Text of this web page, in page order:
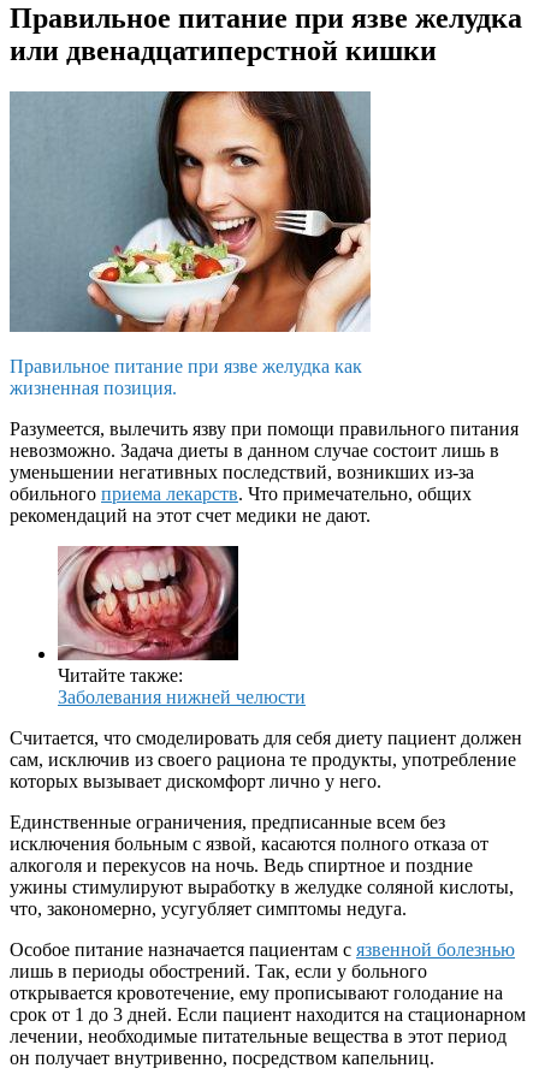
Правильное питание при язве желудка
или двенадцатиперстной кишки
Правильное питание при язве желудка как
жизненная позиция.
Разумеется, вылечить язву при помощи правильного питания
невозможно. Задача диеты в данном случае состоит лишь в
уменьшении негативных последствий, возникших из-за
обильного приема лекарств. Что примечательно, общих
рекомендаций на этот счет медики не дают.
Читайте также:
Заболевания нижней челюсти
Считается, что смоделировать для себя диету пациент должен
сам, исключив из своего рациона те продукты, употребление
которых вызывает дискомфорт лично у него.
Единственные ограничения, предписанные всем без
исключения больным с язвой, касаются полного отказа от
алкоголя и перекусов на ночь. Ведь спиртное и поздние
ужины стимулируют выработку в желудке соляной кислоты,
что, закономерно, усугубляет симптомы недуга.
Особое питание назначается пациентам с язвенной болезнью
лишь в периоды обострений. Так, если у больного
открывается кровотечение, ему прописывают голодание на
срок от 1 до 3 дней. Если пациент находится на стационарном
лечении, необходимые питательные вещества в этот период
он получает внутривенно, посредством капельниц.